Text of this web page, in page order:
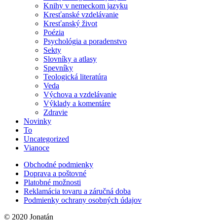
Knihy v nemeckom jazyku
Kresťanské vzdelávanie
Kresťanský život
Poézia
Psychológia a poradenstvo
Sekty
Slovníky a atlasy
Spevníky
Teologická literatúra
Veda
Výchova a vzdelávanie
Výklady a komentáre
Zdravie
Novinky
To
Uncategorized
Vianoce
Obchodné podmienky
Doprava a poštovné
Platobné možnosti
Reklamácia tovaru a záručná doba
Podmienky ochrany osobných údajov
© 2020 Jonatán